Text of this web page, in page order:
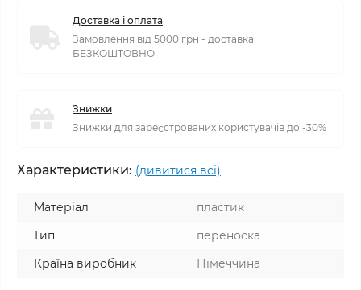
Доставка і оплата
Замовлення від 5000 грн - доставка
БЕЗКОШТОВНО
Знижки
Знижки для зареєстрованих користувачів до -30%
Характеристики: (дивитися всі)
Матеріал
пластик
Тип
переноска
Країна виробник
Німеччина